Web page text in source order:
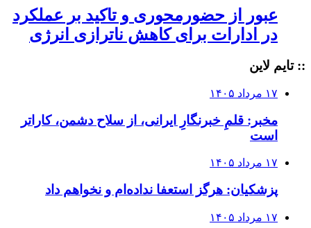
عبور از حضورمحوری و تاکید بر عملکرد
در ادارات برای کاهش ناترازی انرژی
:: تایم لاین
۱۷ مرداد ۱۴۰۵
مخبر: قلمِ خبرنگارِ ایرانی، از سلاح دشمن، کاراتر
است
۱۷ مرداد ۱۴۰۵
پزشکیان: هرگز استعفا نداده‌ام و نخواهم داد
۱۷ مرداد ۱۴۰۵